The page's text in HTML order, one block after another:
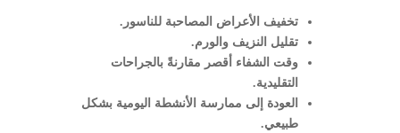
تخفيف الأعراض المصاحبة للناسور.
تقليل النزيف والورم.
وقت الشفاء أقصر مقارنةً بالجراحات
التقليدية.
العودة إلى ممارسة الأنشطة اليومية بشكل
طبيعي.